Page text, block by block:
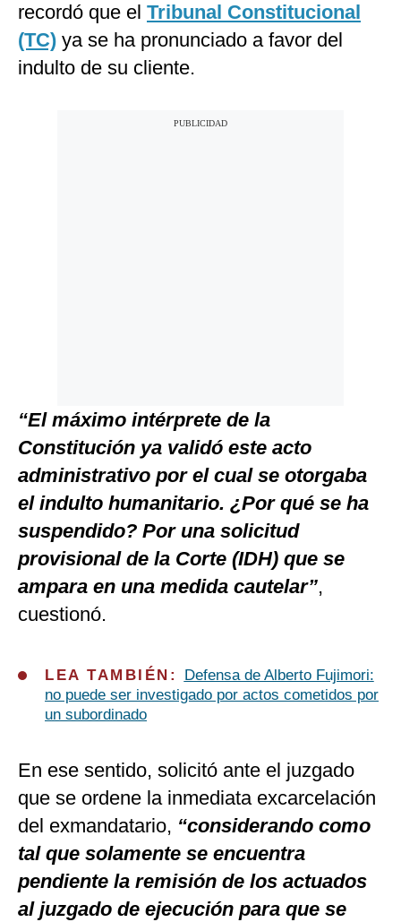
recordó que el Tribunal Constitucional
(TC) ya se ha pronunciado a favor del
indulto de su cliente.
“El máximo intérprete de la
Constitución ya validó este acto
administrativo por el cual se otorgaba
el indulto humanitario. ¿Por qué se ha
suspendido? Por una solicitud
provisional de la Corte (IDH) que se
ampara en una medida cautelar”,
cuestionó.
LEA TAMBIÉN:
Defensa de Alberto Fujimori:
no puede ser investigado por actos cometidos por
un subordinado
En ese sentido, solicitó ante el juzgado
que se ordene la inmediata excarcelación
del exmandatario, “considerando como
tal que solamente se encuentra
pendiente la remisión de los actuados
al juzgado de ejecución para que se